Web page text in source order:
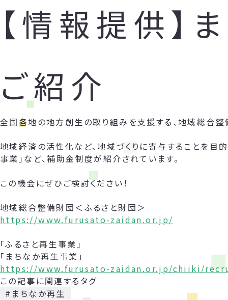
【情報提供】
ご紹介
全国各地の地方創生の取り組みを支援する、地域総合整
地域経済の活性化など、地域づくりに寄与することを目
事業」など、補助金制度が紹介されています。
この機会にぜひご検討ください！
地域総合整備財団＜ふるさと財団＞
https://www.furusato-zaidan.or.jp/
「ふるさと再生事業」
「まちなか再生事業」
https://www.furusato-zaidan.or.jp/chiiki/
この記事に関連するタグ
#まちなか再生